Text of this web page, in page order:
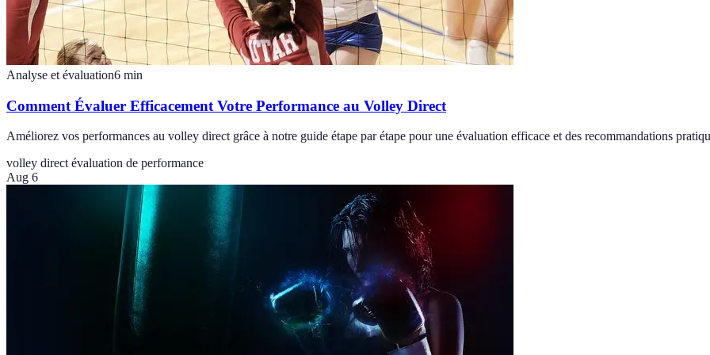
Analyse et évaluation6 min
Comment Évaluer Efficacement Votre Performance au Volley Direct
Améliorez vos performances au volley direct grâce à notre guide étape par étape pour une évaluation efficace et des recommandations
volley directévaluation de performance
Aug 6